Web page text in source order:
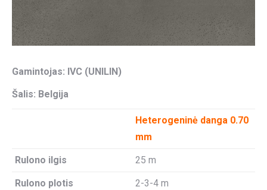
Gamintojas: IVC (UNILIN)
Šalis: Belgija
Heterogeninė danga 0.70
mm
Rulono ilgis 25 m
Rulono plotis 2-3-4 m